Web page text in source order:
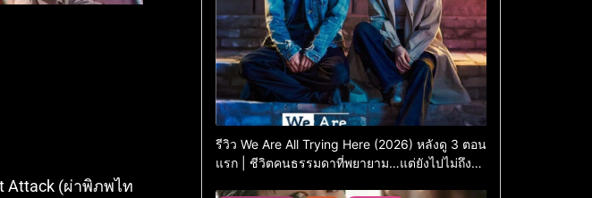
Attack (ผ่าพิภพไท
รีวิว We Are All Trying Here (2026) หลังดู 3 ตอน
แรก | ชีวิตคนธรรมดาที่พยายาม…แต่ยังไปไม่ถึง